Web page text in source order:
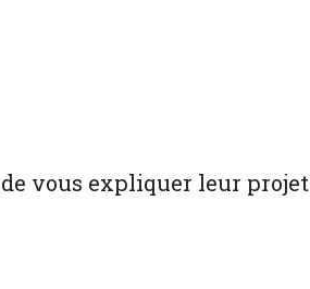
de vous expliquer leur projet